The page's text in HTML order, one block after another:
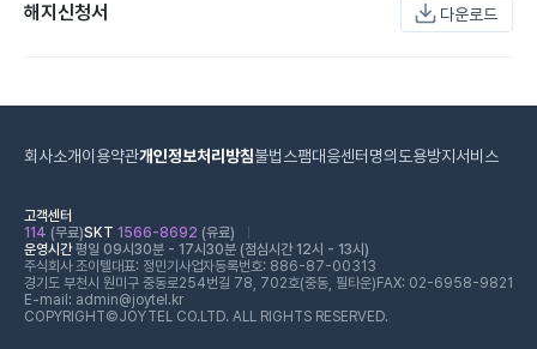
해지신청서 다운로드
회사소개이용약관개인정보처리방침불법스팸대응센터 명의도용방지서비스
고객센터
114 (무료)SKT 1566-8692 (유료)
운영시간평일 09시30분 - 17시30분 (점심시간 12시 - 13시)
주식회사 조이텔대표: 정민기 사업자등록번호: 886-87-00313
경기도 부천시 원미구 중동로254번길 78, 702호(중동, 필타운) FAX: 02-6958-9821
E-mail: admin@joytel.kr
COPYRIGHT©JOYTEL CO.LTD. ALL RIGHTS RESERVED.